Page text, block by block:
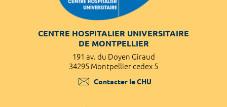
CENTRE HOSPITALIER UNIVERSITAIRE
DE MONTPELLIER
191 av. du Doyen Giraud
34295 Montpellier cedex 5
Contacter le CHU